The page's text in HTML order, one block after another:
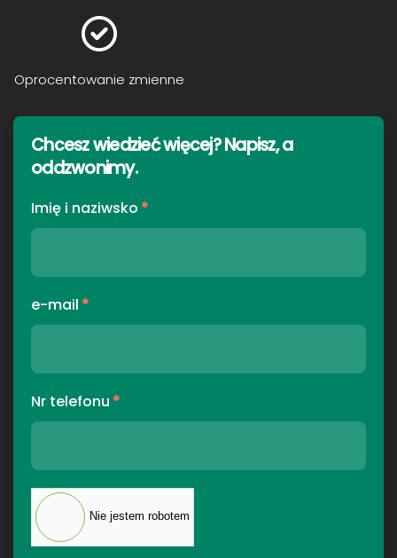
Oprocentowanie zmienne
Chcesz wiedzieć więcej? Napisz, a
oddzwonimy.
Imię i naziwsko *
e-mail *
Nr telefonu *
Nie jestem robotem